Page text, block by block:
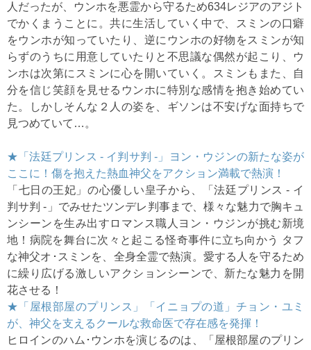
人だったが、ウンホを悪霊から守るため634レジアのアジト
でかくまうことに。共に生活していく中で、スミンの口癖
をウンホが知っていたり、逆にウンホの好物をスミンが知
らずのうちに用意していたりと不思議な偶然が起こり、ウ
ンホは次第にスミンに心を開いていく。スミンもまた、自
分を信じ笑顔を見せるウンホに特別な感情を抱き始めてい
た。しかしそんな２人の姿を、ギソンは不安げな面持ちで
見つめていて…。
★「法廷プリンス - イ判サ判 -」ヨン・ウジンの新たな姿が
ここに！傷を抱えた熱血神父をアクション満載で熱演！
「七日の王妃」の心優しい皇子から、「法廷プリンス - イ
判サ判 -」でみせたツンデレ判事まで、様々な魅力で胸キュ
ンシーンを生み出すロマンス職人ヨン・ウジンが挑む新境
地！病院を舞台に次々と起こる怪奇事件に立ち向かう タフ
な神父オ･スミンを、全身全霊で熱演。愛する人を守るため
に繰り広げる激しいアクションシーンで、新たな魅力を開
花させる！
★「屋根部屋のプリンス」「イニョプの道」チョン・ユミ
が、神父を支えるクールな救命医で存在感を発揮！
ヒロインのハム･ウンホを演じるのは、「屋根部屋のプリン